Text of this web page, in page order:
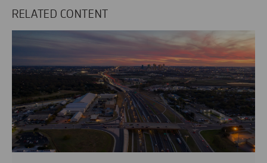
RELATED CONTENT